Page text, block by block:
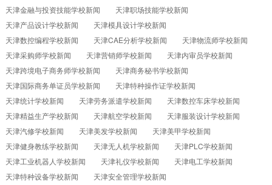
天津金融与投资技能学校新闻
天津职场技能学校新闻
天津产品设计学校新闻
天津模具设计学校新闻
天津数控编程学校新闻
天津CAE分析学校新闻
天津物流师学校新闻
天津采购师学校新闻
天津营销师学校新闻
天津内审员学校新闻
天津跨境电子商务师学校新闻
天津商务秘书学校新闻
天津国际商务单证员学校新闻
天津特种操作证学校新闻
天津统计学校新闻
天津劳务派遣学校新闻
天津数控车床学校新闻
天津精益生产学校新闻
天津航空学校新闻
天津服装设计学校新闻
天津汽修学校新闻
天津美发学校新闻
天津美甲学校新闻
天津健身教练学校新闻
天津无人机学校新闻
天津PLC学校新闻
天津工业机器人学校新闻
天津礼仪学校新闻
天津电工学校新闻
天津特种设备学校新闻
天津安全管理学校新闻